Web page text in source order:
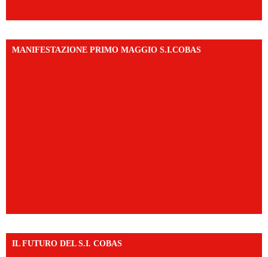
MANIFESTAZIONE PRIMO MAGGIO S.I.COBAS
IL FUTURO DEL S.I. COBAS